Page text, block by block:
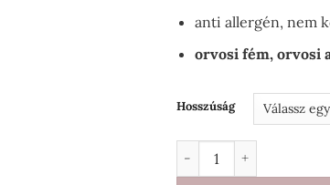
anti allergén, nem
orvosi fém, orvosi
Hosszúság